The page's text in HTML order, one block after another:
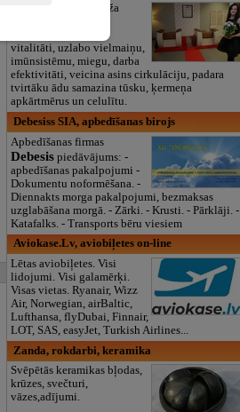
Limfodrenāžas masāža
vitalitāti, uzlabo vielmaiņu,
imūnsistēmu, miegu, darba
efektivitāti, veicina asins cirkulāciju, padara
tvirtāku ādu samazina tūsku, ķermeņa
apkārtmērus un celulītu.
Debesiss SIA, apbedīšanas birojs
Apbedīšanas firmas
Debesis piedāvājums: -
apbedīšanas pakalpojumi -
Dokumentu noformēšana. -
Diennakts morga pakalpojumi, bezmaksas
uzglabāšana morgā. - Zārki. - Krusti. - Pārklāji. -
Katafalks. - Transports bēru viesiem
Aviokase.Lv, aviobiļetes on-line
Lētas aviobiļetes. Visi
lidojumi. Visi galamērķi.
Visas vietas. Ryanair, Wizz
Air, Norwegian, airBaltic,
Lufthansa, flyDubai, Finnair,
LOT, SAS, easyJet, Turkish Airlines...
Zanda, rokdarbi, keramika
Svēpētās keramikas bļodas,
krūzes, svečturi,
vāzes,adījumi.